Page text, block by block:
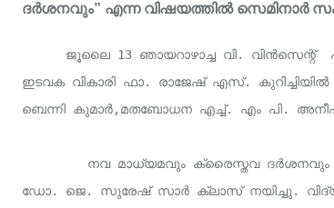
ദർശനവും” എന്ന വിഷയത്തിൽ സെമിനാർ
ഇടവക വികാരി ഫാ. രാജേഷ് എസ്. കുറിച്ചിയിൽ ഉദ്‌ഘാടനം ചെയ്തു. ഇടവക പാരിഷ്  കൗൺസിൽ
ബെന്നി കുമാർ,മതബോധന എച്ച്. എം പി.
ഡോ. ജെ. സുരേഷ് സാർ ക്ലാസ് നയിച്ചു.